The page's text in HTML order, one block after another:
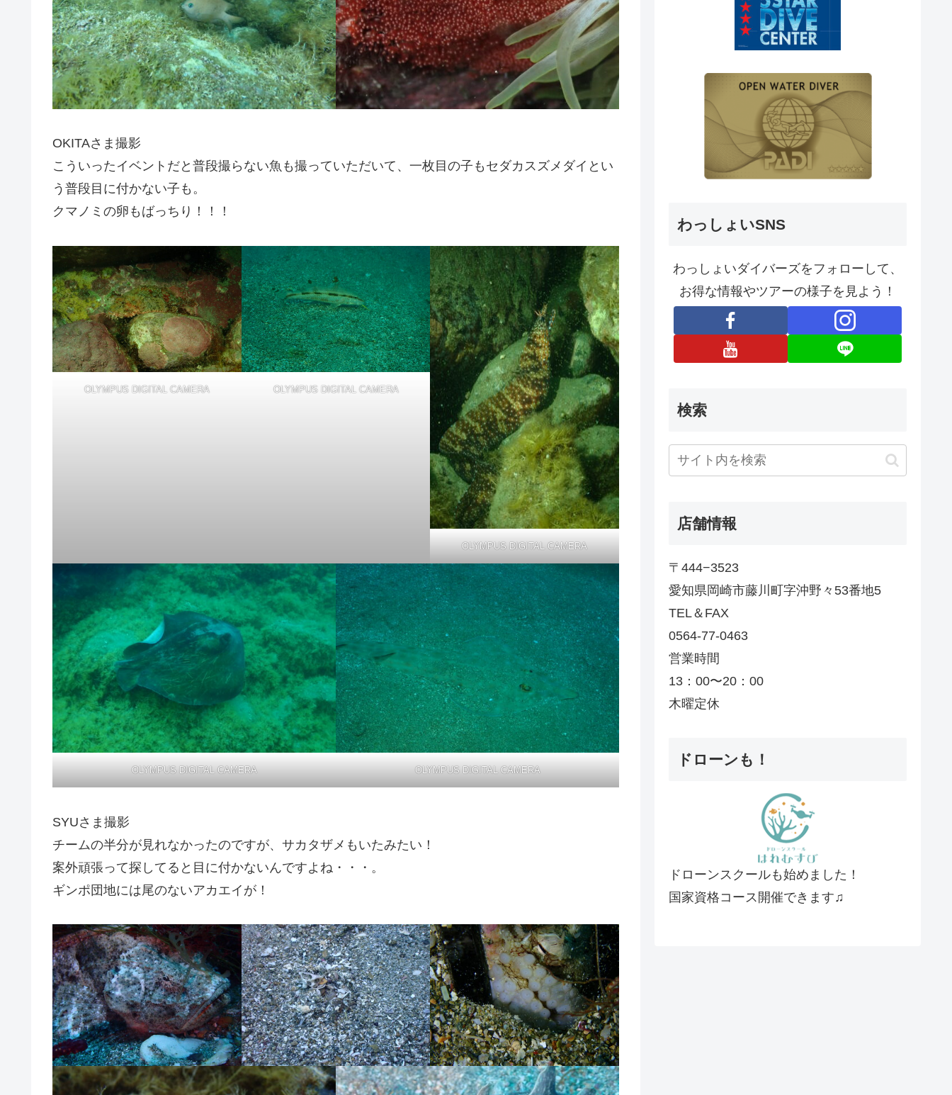
OKITAさま撮影
こういったイベントだと普段撮らない魚も撮っていただいて、一枚目の子もセダカスズメダイとい
う普段目に付かない子も。
クマノミの卵もばっちり！！！
OLYMPUS DIGITAL CAMERA OLYMPUS DIGITAL CAMERA
OLYMPUS DIGITAL CAMERA
OLYMPUS DIGITAL CAMERA OLYMPUS DIGITAL CAMERA
SYUさま撮影
チームの半分が見れなかったのですが、サカタザメもいたみたい！
案外頑張って探してると目に付かないんですよね・・・。
ギンポ団地には尾のないアカエイが！
わっしょいSNS
わっしょいダイバーズをフォローして、
お得な情報やツアーの様子を見よう！
検索
店舗情報
〒444−3523
愛知県岡崎市藤川町字沖野々53番地5
TEL＆FAX
0564-77-0463
営業時間
13：00〜20：00
木曜定休
ドローンも！
ドローンスクールも始めました！
国家資格コース開催できます♫